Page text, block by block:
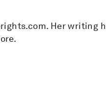
Her writing